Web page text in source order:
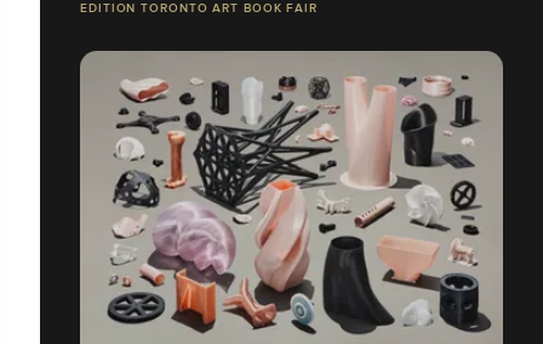
EDITION TORONTO ART BOOK FAIR